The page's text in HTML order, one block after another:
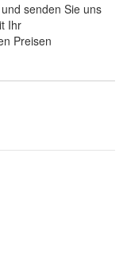
senden Sie uns
Ihr
Preisen